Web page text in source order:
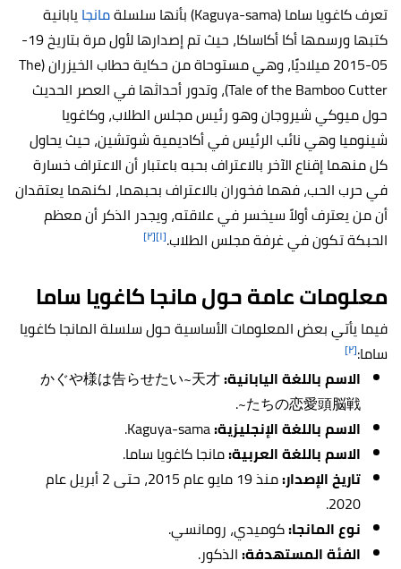
تعرف كاغويا ساما (Kaguya-sama) بأنها سلسلة مانجايابانية
كتبها ورسمها أكا أكاساكا، حيث تم إصدارها لأول مرة بتاريخ 19-
05-2015 ميلاديًا، وهي مستوحاة من حكاية حطاب الخيزران (The
Tale of the Bamboo Cutter)، وتدور أحداثها في العصر الحديث
حول ميوكي شيروجان وهو رئيس مجلس الطلاب، وكاغويا
شينوميا وهي نائب الرئيس في أكاديمية شوتشين، حيث يحاول
كل منهما إقناع الآخر بالاعتراف بحبه باعتبار أن الاعتراف خسارة
في حرب الحب، فهما فخوران بالاعتراف بحبهما، لكنهما يعتقدان
أن من يعترف أولاً سيخسر في علاقته، ويجدر الذكر أن معظم
الحبكة تكون في غرفة مجلس الطلاب.[١] [٢]
معلومات عامة حول مانجا كاغويا ساما
فيما يأتي بعض المعلومات الأساسية حول سلسلة المانجا كاغويا
ساما:[٢]
الاسم باللغة اليابانية:かぐや様は告らせたい~天才
たちの恋愛頭脳戦~.
الاسم باللغة الإنجليزية:Kaguya-sama.
الاسم باللغة العربية:مانجا كاغويا ساما.
تاريخ الإصدار:
منذ 19 مايو عام 2015، حتى 2 أبريل عام
2020.
نوع المانجا:كوميدي، رومانسي.
الفئة المستهدفة:الذكور.